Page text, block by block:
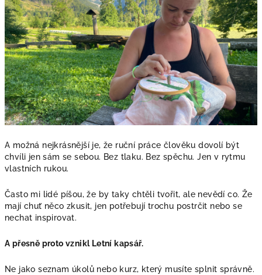
A možná nejkrásnější je, že ruční práce člověku dovolí být
chvíli jen sám se sebou. Bez tlaku. Bez spěchu. Jen v rytmu
vlastních rukou.
Často mi lidé píšou, že by taky chtěli tvořit, ale nevědí co. Že
mají chuť něco zkusit, jen potřebují trochu postrčit nebo se
nechat inspirovat.
A přesně proto vznikl Letní kapsář.
Ne jako seznam úkolů nebo kurz, který musíte splnit správně.